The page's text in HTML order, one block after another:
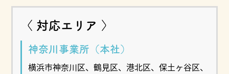
〈 対応エリア 〉
神奈川事業所（本社）
横浜市神奈川区、鶴見区、港北区、保土ヶ谷区、